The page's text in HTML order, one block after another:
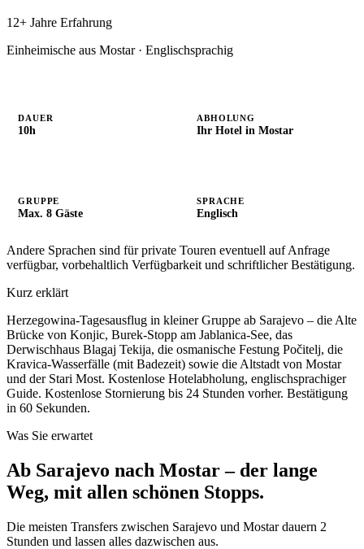
12+ Jahre Erfahrung
Einheimische aus Mostar · Englischsprachig
DAUER
10h
ABHOLUNG
Ihr Hotel in Mostar
GRUPPE
Max. 8 Gäste
SPRACHE
Englisch
Andere Sprachen sind für private Touren eventuell auf Anfrage
verfügbar, vorbehaltlich Verfügbarkeit und schriftlicher Bestätigung.
Kurz erklärt
Herzegowina-Tagesausflug in kleiner Gruppe ab Sarajevo – die Alte
Brücke von Konjic, Burek-Stopp am Jablanica-See, das
Derwischhaus Blagaj Tekija, die osmanische Festung Počitelj, die
Kravica-Wasserfälle (mit Badezeit) sowie die Altstadt von Mostar
und der Stari Most. Kostenlose Hotelabholung, englischsprachiger
Guide. Kostenlose Stornierung bis 24 Stunden vorher. Bestätigung
in 60 Sekunden.
Was Sie erwartet
Ab Sarajevo nach Mostar – der lange
Weg, mit allen schönen Stopps.
Die meisten Transfers zwischen Sarajevo und Mostar dauern 2
Stunden und lassen alles dazwischen aus.